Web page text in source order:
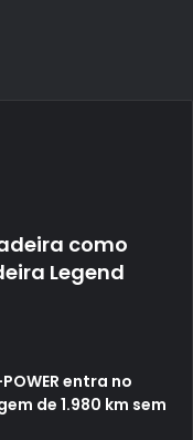
como
Legend
entra no
de 1.980 km sem